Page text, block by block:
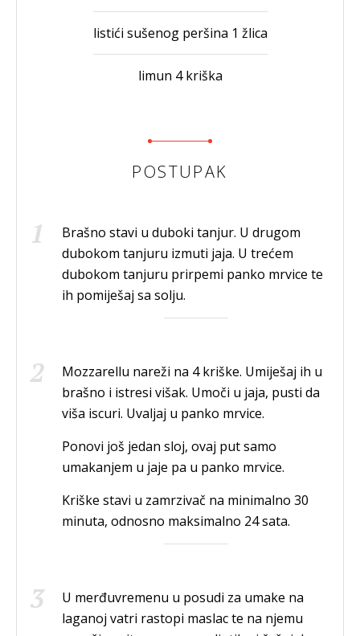
listići sušenog peršina 1 žlica
limun 4 kriška
POSTUPAK
Brašno stavi u duboki tanjur. U drugom
dubokom tanjuru izmuti jaja. U trećem
dubokom tanjuru prirpemi panko mrvice te
ih pomiješaj sa solju.
Mozzarellu nareži na 4 kriške. Umiješaj ih u
brašno i istresi višak. Umoči u jaja, pusti da
viša iscuri. Uvaljaj u panko mrvice.
Ponovi još jedan sloj, ovaj put samo
umakanjem u jaje pa u panko mrvice.
Kriške stavi u zamrzivač na minimalno 30
minuta, odnosno maksimalno 24 sata.
U merđuvremenu u posudi za umake na
laganoj vatri rastopi maslac te na njemu